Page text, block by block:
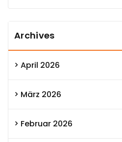
Archives
April 2026
März 2026
Februar 2026